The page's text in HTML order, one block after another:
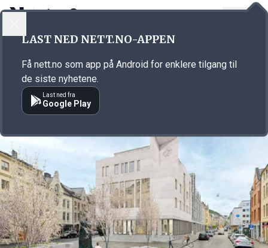
Annonsørinnhold
LAST NED NETT.NO-APPEN
Få nett.no som app på Android for enklere tilgang til
de siste nyhetene.
Last ned fra
Google Play